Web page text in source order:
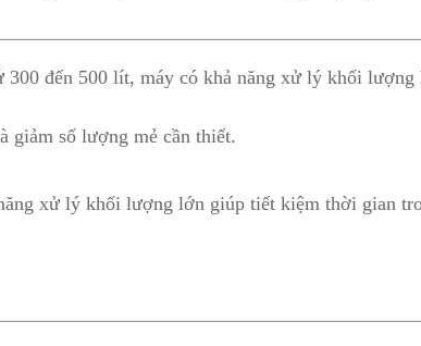
đến 500 lít, máy có khả năng xử lý khối
giảm số lượng mẻ cần thiết.
xử lý khối lượng lớn giúp tiết kiệm thời gian